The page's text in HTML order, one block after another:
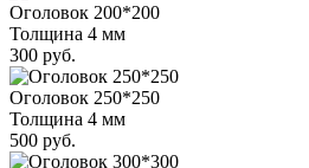
Оголовок 200*200
Толщина 4 мм
300 руб.
Оголовок 250*250
Толщина 4 мм
500 руб.